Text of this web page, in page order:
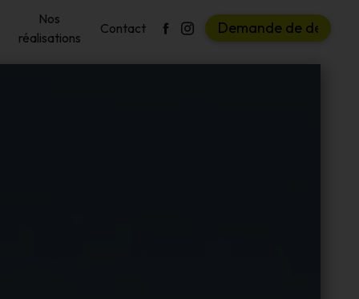
Nos
réalisations
Contact Demande de de vi